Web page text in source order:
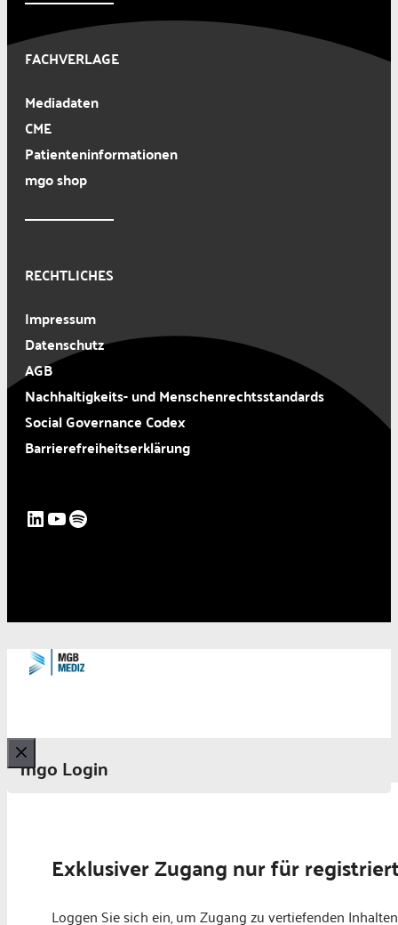
FACHVERLAGE
Mediadaten
CME
Patienteninformationen
mgo shop
RECHTLICHES
Impressum
Datenschutz
AGB
Nachhaltigkeits- und Menschenrechtsstandards
Social Governance Codex
Barrierefreiheitserklärung
LinkedIn
YouTube
Spotify
mgo Login
Schließen
Exklusiver Zugang nur für
Loggen Sie sich ein, um Zugang zu vertiefenden